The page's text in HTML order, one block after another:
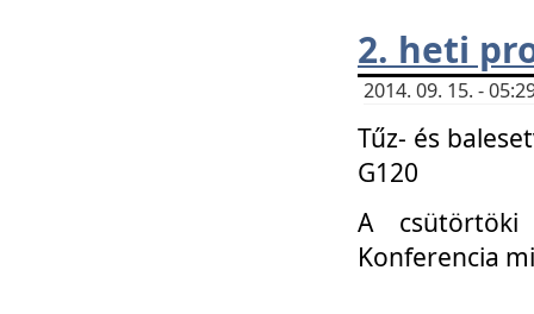
2. heti
2014. 09. 15. -
Tűz- és
G120
A csütörtöki
Konferencia